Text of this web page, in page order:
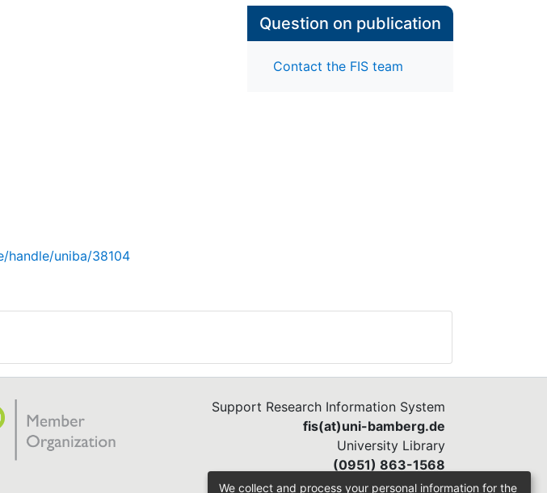
handle/uniba/38104
Question on publication
Contact the FIS team
Support Research Information System
fis(at)uni-bamberg.de
University Library
(0951) 863-1568
We collect and process your personal information for the